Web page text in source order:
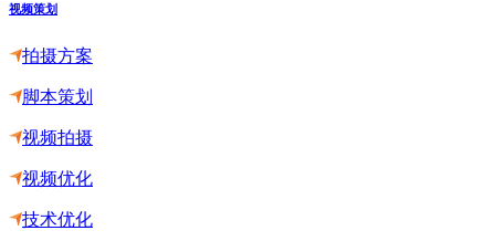
视频策划
拍摄方案
脚本策划
视频拍摄
视频优化
技术优化